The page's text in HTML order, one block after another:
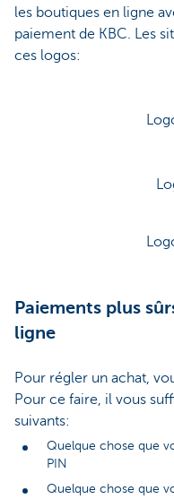
les boutiques en ligne
paiement de KBC. Les
ces logos:
Paiements plus
ligne
Pour régler un achat,
Pour ce faire, il vous
suivants:
Quelque chose que
PIN
Quelque chose que